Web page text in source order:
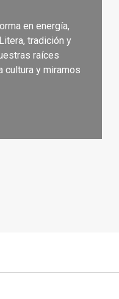
en energía,
tradición y
raíces
cultura y miramos
de la página web